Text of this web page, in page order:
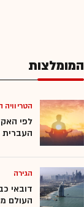
המומלצות
לפי
העברית
הגירה
דובאי
העולם